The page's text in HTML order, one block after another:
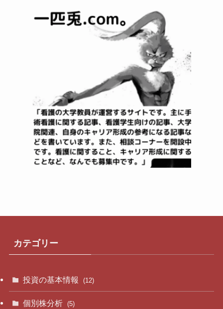
カテゴリー
投資の基本情報 (12)
個別株分析 (5)